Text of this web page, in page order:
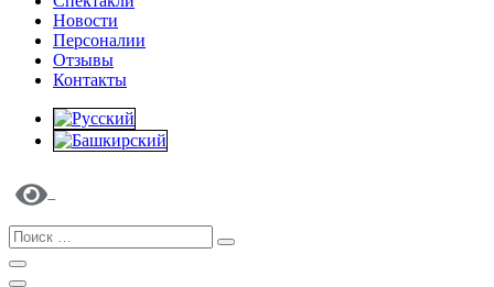
Новости
Персоналии
Отзывы
Контакты